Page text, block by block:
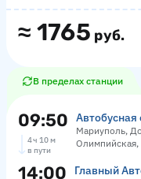
≈ 1765 руб.
В пределах станции
09:50
Мариуполь,
4 ч 10 м
в пути
14:00 Главный